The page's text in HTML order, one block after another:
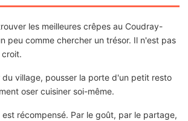
les meilleures crêpes au Coudray-
peu comme chercher un trésor. Il n'est pas
village, pousser la porte d'un petit resto
oser cuisiner soi-même.
récompensé. Par le goût, par le partage,